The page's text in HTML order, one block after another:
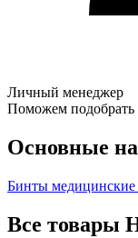
Личный менеджер
Поможем подобрать
Основные
Бинты медицинские
Все товары